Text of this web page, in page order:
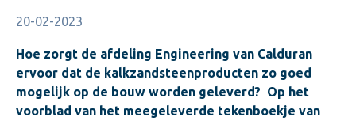
20-02-2023
Hoe zorgt de afdeling Engineering van Calduran
ervoor dat de kalkzandsteenproducten zo goed
mogelijk op de bouw worden geleverd? Op het
voorblad van het meegeleverde tekenboekje van